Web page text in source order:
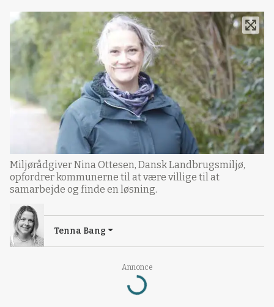
Annonce
Loading...
Miljørådgiver Nina Ottesen, Dansk Landbrugsmiljø,
opfordrer kommunerne til at være villige til at
samarbejde og finde en løsning.
Tenna Bang